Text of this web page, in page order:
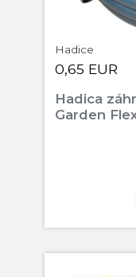
Hadice
0,65 EUR
Hadica
Garden